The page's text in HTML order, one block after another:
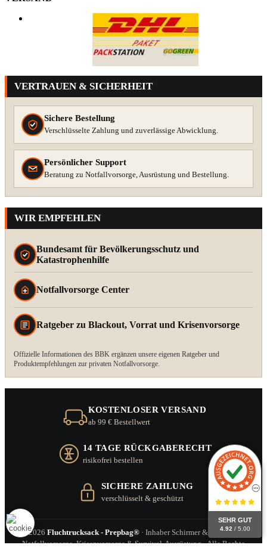
VERTRAUEN & SICHERHEIT
Sichere Bestellung
Verschlüsselte Zahlung und zuverlässige Abwicklung.
Persönlicher Support
Beratung zu Notfallvorsorge, Ausrüstung und Bestellung.
WIR EMPFEHLEN
Bundesamt für Bevölkerungsschutz und
Katastrophenhilfe
Notfallvorsorge Center
Ratgeber zu Blackout, Vorrat und Krisenvorsorge
Offizielle Informationen des BBK ergänzen unsere eigenen Ratgeber und
Produktempfehlungen zur privaten Notfallvorsorge.
SEHR GUT
4.92 / 5.00
KOSTENLOSER VERSAND
ab 99 € Bestellwert
14 TAGE RÜCKGABERECHT
risikofrei bestellen
SICHERE ZAHLUNG
verschlüsselt & geschützt
© 2026 Fluchtrucksack - Prepbag® · Inhaber Schirmer & Zitzl GbR ·
Notfallvorsorge, Krisenvorsorge & Survival-Ausrüstung · Alle Rechte